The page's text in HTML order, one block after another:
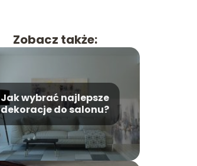
Zobacz także:
Jak wybrać najlepsze
dekoracje do salonu?